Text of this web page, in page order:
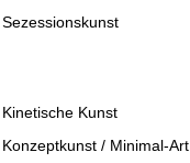
Sezessionskunst
Kinetische Kunst
Konzeptkunst / Minimal-Art